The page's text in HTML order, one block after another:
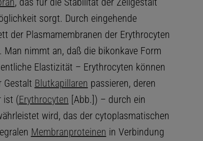
sorgt. Durch eingehende
der Plasmamembranen der Erythrocyten
nimmt an, daß die bikonkave Form
Elastizität – Erythrocyten können
Gestalt Blutkapillaren passieren, deren
ist (Erythrocyten [Abb.]) – durch ein
wird, das der cytoplasmatischen
Membranproteinen in Verbindung